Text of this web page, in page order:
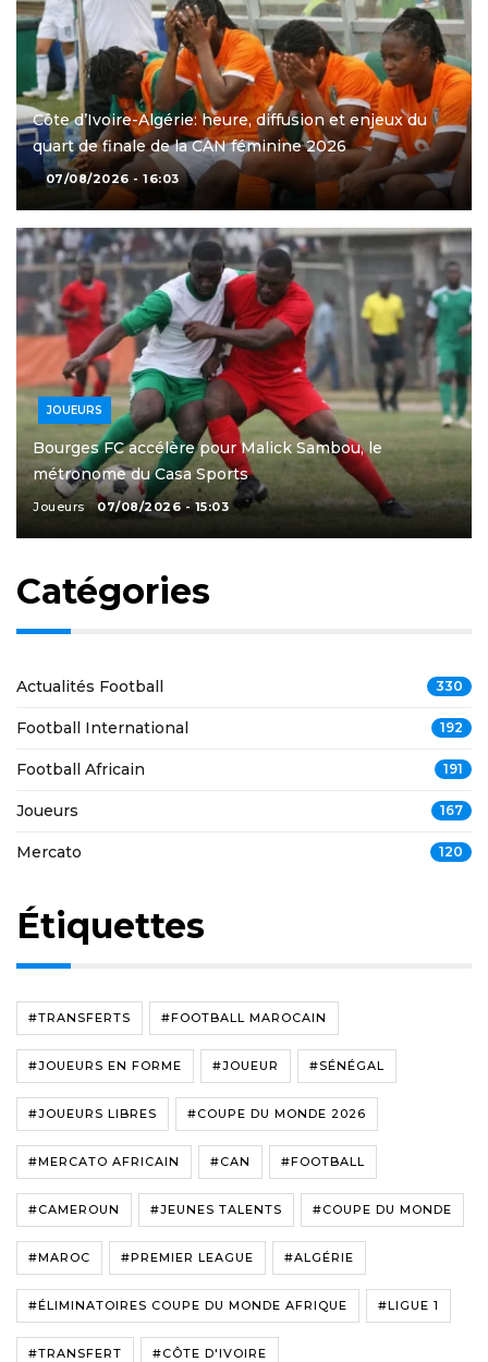
Côte d’Ivoire-Algérie: heure, diffusion et enjeux du
quart de finale de la CAN féminine 2026
07/08/2026 - 16:03
JOUEURS
Bourges FC accélère pour Malick Sambou, le
métronome du Casa Sports
Joueurs 07/08/2026 - 15:03
Catégories
Actualités Football 330
Football International 192
Football Africain 191
Joueurs 167
Mercato 120
Étiquettes
#TRANSFERTS #FOOTBALL MAROCAIN
#JOUEURS EN FORME #JOUEUR #SÉNÉGAL
#JOUEURS LIBRES #COUPE DU MONDE 2026
#MERCATO AFRICAIN #CAN #FOOTBALL
#CAMEROUN #JEUNES TALENTS #COUPE DU MONDE
#MAROC #PREMIER LEAGUE #ALGÉRIE
#ÉLIMINATOIRES COUPE DU MONDE AFRIQUE #LIGUE 1
#TRANSFERT #CÔTE D'IVOIRE